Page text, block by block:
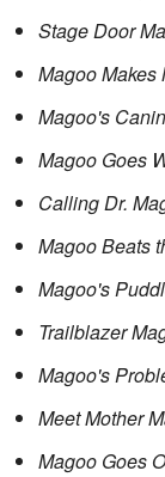
Stage Door
Magoo Makes
Magoo's
Magoo Goes
Calling Dr.
Magoo Beats
Magoo's
Trailblazer
Magoo's
Meet Mother
Magoo Goes